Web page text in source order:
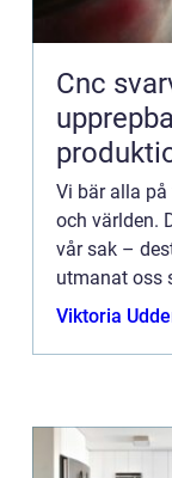
Cnc
Vi bär alla
och världen.
vår sak –
utmanat oss
”Dåren ser
Viktoria